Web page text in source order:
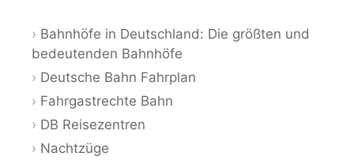
Bahnhöfe in Deutschland: Die größten und
bedeutenden Bahnhöfe
Deutsche Bahn Fahrplan
Fahrgastrechte Bahn
DB Reisezentren
Nachtzüge